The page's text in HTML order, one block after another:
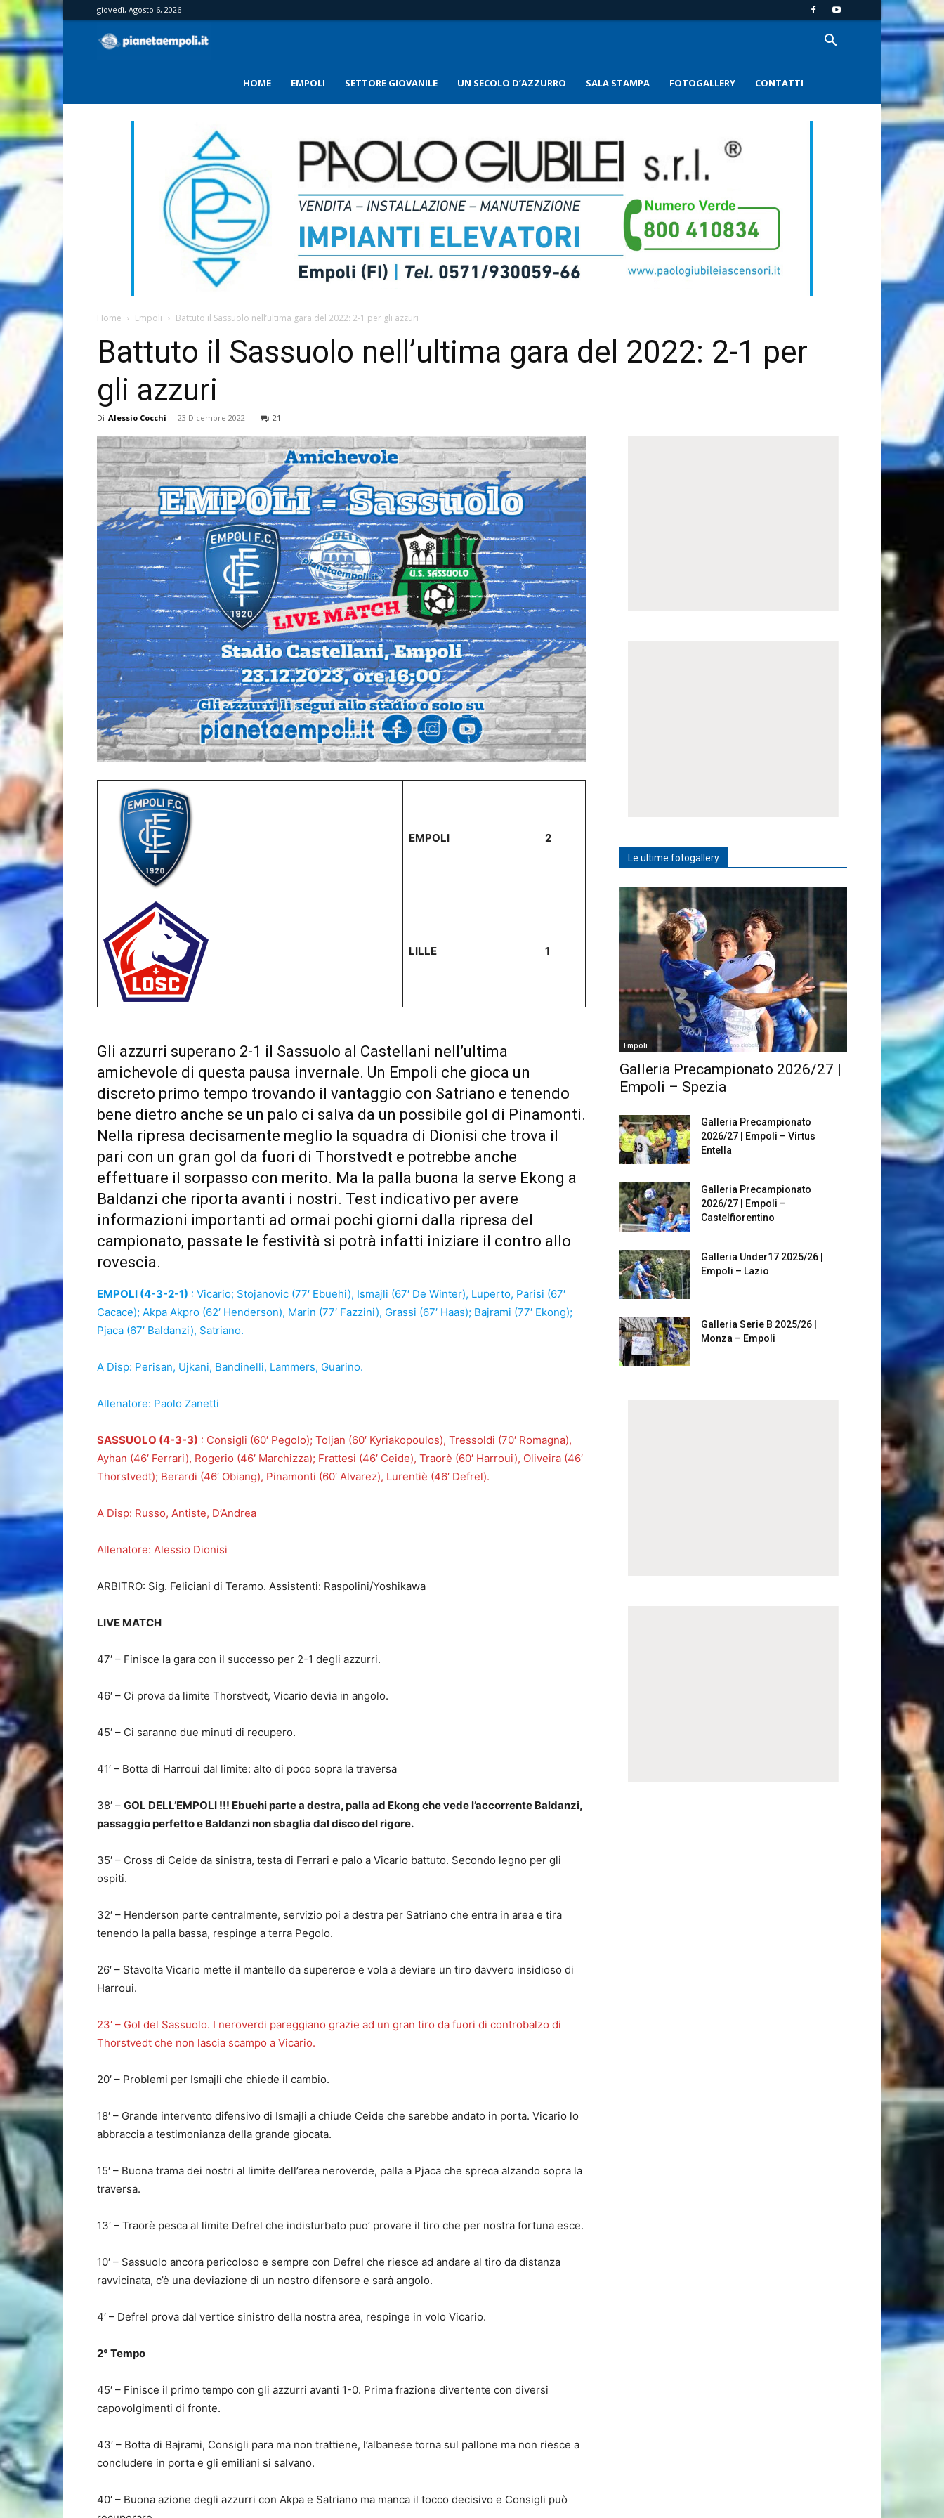
giovedì, Agosto 6, 2026
HOME EMPOLI SETTORE GIOVANILE UN SECOLO D’AZZURRO SALA STAMPA FOTOGALLERY CONTATTI
Home Empoli Battuto il Sassuolo nell’ultima gara del 2022: 2-1 per gli azzuri
Battuto il Sassuolo nell’ultima gara del 2022: 2-1 per
gli azzuri
Di Alessio Cocchi - 23 Dicembre 2022 21
EMPOLI 2
LILLE 1
Gli azzurri superano 2-1 il Sassuolo al Castellani nell’ultima
amichevole di questa pausa invernale. Un Empoli che gioca un
discreto primo tempo trovando il vantaggio con Satriano e tenendo
bene dietro anche se un palo ci salva da un possibile gol di Pinamonti.
Nella ripresa decisamente meglio la squadra di Dionisi che trova il
pari con un gran gol da fuori di Thorstvedt e potrebbe anche
effettuare il sorpasso con merito. Ma la palla buona la serve Ekong a
Baldanzi che riporta avanti i nostri. Test indicativo per avere
informazioni importanti ad ormai pochi giorni dalla ripresa del
campionato, passate le festività si potrà infatti iniziare il contro allo
rovescia.
EMPOLI (4-3-2-1) : Vicario; Stojanovic (77′ Ebuehi), Ismajli (67′ De Winter), Luperto, Parisi (67′
Cacace); Akpa Akpro (62′ Henderson), Marin (77′ Fazzini), Grassi (67′ Haas); Bajrami (77′ Ekong);
Pjaca (67′ Baldanzi), Satriano.
A Disp: Perisan, Ujkani, Bandinelli, Lammers, Guarino.
Allenatore: Paolo Zanetti
SASSUOLO (4-3-3) : Consigli (60′ Pegolo); Toljan (60′ Kyriakopoulos), Tressoldi (70′ Romagna),
Ayhan (46′ Ferrari), Rogerio (46′ Marchizza); Frattesi (46′ Ceide), Traorè (60′ Harroui), Oliveira (46′
Thorstvedt); Berardi (46′ Obiang), Pinamonti (60′ Alvarez), Lurentiè (46′ Defrel).
A Disp: Russo, Antiste, D’Andrea
Allenatore: Alessio Dionisi
ARBITRO: Sig. Feliciani di Teramo. Assistenti: Raspolini/Yoshikawa
LIVE MATCH
47′ – Finisce la gara con il successo per 2-1 degli azzurri.
46′ – Ci prova da limite Thorstvedt, Vicario devia in angolo.
45′ – Ci saranno due minuti di recupero.
41′ – Botta di Harroui dal limite: alto di poco sopra la traversa
38′ – GOL DELL’EMPOLI !!! Ebuehi parte a destra, palla ad Ekong che vede l’accorrente Baldanzi,
passaggio perfetto e Baldanzi non sbaglia dal disco del rigore.
35′ – Cross di Ceide da sinistra, testa di Ferrari e palo a Vicario battuto. Secondo legno per gli
ospiti.
32′ – Henderson parte centralmente, servizio poi a destra per Satriano che entra in area e tira
tenendo la palla bassa, respinge a terra Pegolo.
26′ – Stavolta Vicario mette il mantello da supereroe e vola a deviare un tiro davvero insidioso di
Harroui.
23′ – Gol del Sassuolo. I neroverdi pareggiano grazie ad un gran tiro da fuori di controbalzo di
Thorstvedt che non lascia scampo a Vicario.
20′ – Problemi per Ismajli che chiede il cambio.
18′ – Grande intervento difensivo di Ismajli a chiude Ceide che sarebbe andato in porta. Vicario lo
abbraccia a testimonianza della grande giocata.
15′ – Buona trama dei nostri al limite dell’area neroverde, palla a Pjaca che spreca alzando sopra la
traversa.
13′ – Traorè pesca al limite Defrel che indisturbato puo’ provare il tiro che per nostra fortuna esce.
10′ – Sassuolo ancora pericoloso e sempre con Defrel che riesce ad andare al tiro da distanza
ravvicinata, c’è una deviazione di un nostro difensore e sarà angolo.
4′ – Defrel prova dal vertice sinistro della nostra area, respinge in volo Vicario.
2° Tempo
45′ – Finisce il primo tempo con gli azzurri avanti 1-0. Prima frazione divertente con diversi
capovolgimenti di fronte.
43′ – Botta di Bajrami, Consigli para ma non trattiene, l’albanese torna sul pallone ma non riesce a
concludere in porta e gli emiliani si salvano.
40′ – Buona azione degli azzurri con Akpa e Satriano ma manca il tocco decisivo e Consigli può
Le ultime fotogallery
Empoli
Galleria Precampionato 2026/27 |
Empoli – Spezia
Galleria Precampionato
2026/27 | Empoli – Virtus
Entella
Galleria Precampionato
2026/27 | Empoli –
Castelfiorentino
Galleria Under17 2025/26 |
Empoli – Lazio
Galleria Serie B 2025/26 |
Monza – Empoli